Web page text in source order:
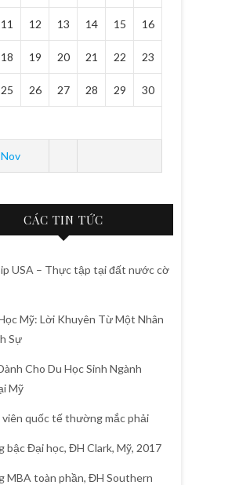
Nov
11 12 13 14 15 16
18 19 20 21 22 23
25 26 27 28 29 30
CÁC TIN TỨC
USA – Thực tập tại đất nước cờ
Mỹ: Lời Khuyên Từ Một Nhân
Sự
Cho Du Học Sinh Ngành
Mỹ
viên quốc tế thường mắc phải
bậc Đại học, ĐH Clark, Mỹ, 2017
MBA toàn phần, ĐH Southern